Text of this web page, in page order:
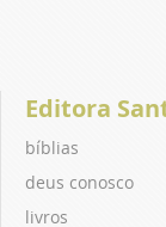
Editora
bíblias
deus conosco
livros